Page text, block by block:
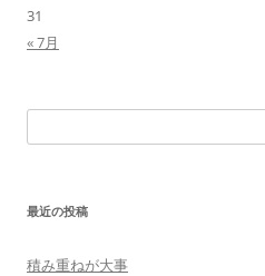
31
« 7月
索:
最近の投稿
積み重ねが大事